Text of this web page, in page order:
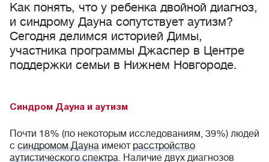
Как понять, что у ребенка двойной диагноз,
и синдрому Дауна сопутствует аутизм?
Сегодня делимся историей Димы,
участника программы Джаспер в Центре
поддержки семьи в Нижнем Новгороде.
Синдром Дауна и аутизм
Почти 18% (по некоторым исследованиям, 39%) людей
с синдромом Дауна имеютрасстройство
аутистического спектра. Наличие двух диагнозов